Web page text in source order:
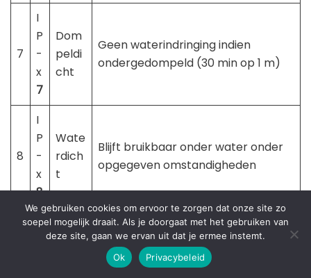
7
I
P
-
x
7
Dom
peldi
cht
Geen waterindringing indien
ondergedompeld (30 min op 1 m)
8
I
P
-
x
8
Wate
rdich
t
Blijft bruikbaar onder water onder
opgegeven omstandigheden
I
Voch
Blijft bruikbaar bij een
vochtigheidsgraad van meer dan
We gebruiken cookies om ervoor te zorgen dat onze site zo
soepel mogelijk draait. Als je doorgaat met het gebruiken van
deze site, gaan we ervan uit dat je ermee instemt.
Ok
Privacybeleid